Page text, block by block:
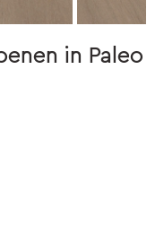
in Paleo